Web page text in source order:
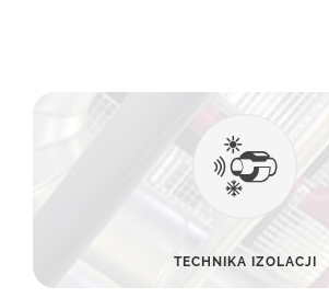
TECHNIKA IZOLACJI